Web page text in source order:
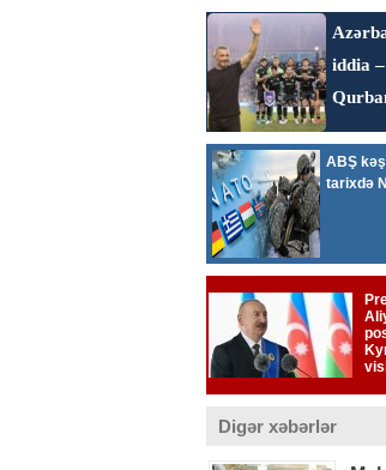
Digər xəbərlər